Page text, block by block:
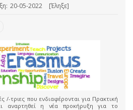
20-05-2022 [Έληξε]
/-τριες που ενδιαφέρονται για Πρακτική
αναρτηθεί η νέα προκήρυξη για το